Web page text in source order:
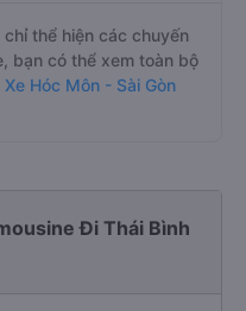
thể hiện các chuyến
bạn có thể xem toàn bộ
Xe Hóc Môn - Sài Gòn
Đi Thái Bình